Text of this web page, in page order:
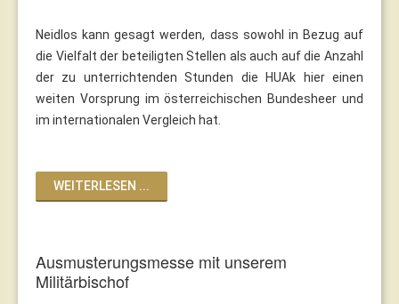
Neidlos kann gesagt werden, dass sowohl in Bezug auf
die Vielfalt der beteiligten Stellen als auch auf die Anzahl
der zu unterrichtenden Stunden die HUAk hier einen
weiten Vorsprung im österreichischen Bundesheer und
im internationalen Vergleich hat.
WEITERLESEN ...
Ausmusterungsmesse mit unserem
Militärbischof